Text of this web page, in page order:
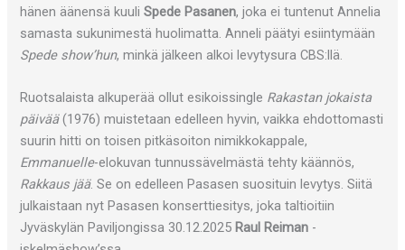
hänen äänensä kuuliSpede Pasanen, joka ei tuntenut Annelia
samasta sukunimestä huolimatta. Anneli päätyi esiintymään
Spede show’hun, minkä jälkeen alkoi levytysura CBS:llä.
Ruotsalaista alkuperää ollut esikoissingle Rakastan jokaista
päivää(1976) muistetaan edelleen hyvin, vaikka ehdottomasti
suurin hitti on toisen pitkäsoiton nimikkokappale,
Emmanuelle-elokuvan tunnussävelmästä tehty käännös,
Rakkaus jää. Se on edelleen Pasasen suosituin levytys. Siitä
julkaistaan nyt Pasasen konserttiesitys, joka taltioitiin
Jyväskylän Paviljongissa 30.12.2025 Raul Reiman -